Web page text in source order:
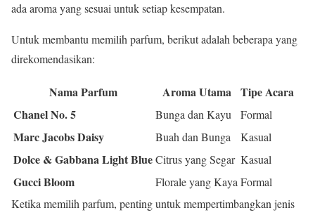
ada aroma yang sesuai untuk setiap kesempatan.
Untuk membantu memilih parfum, berikut adalah beberapa yang
direkomendasikan:
Nama Parfum Aroma Utama Tipe Acara
Chanel No. 5
Bunga dan Kayu Formal
Marc Jacobs Daisy Buah dan Bunga Kasual
Dolce & Gabbana Light BlueCitrus yang Segar Kasual
Gucci Bloom Florale yang KayaFormal
Ketika memilih parfum, penting untuk mempertimbangkan jenis